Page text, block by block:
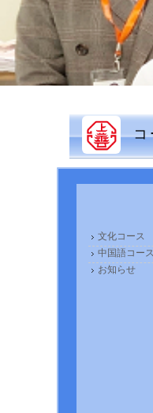
コ
文化コース
中国語コース
お知らせ